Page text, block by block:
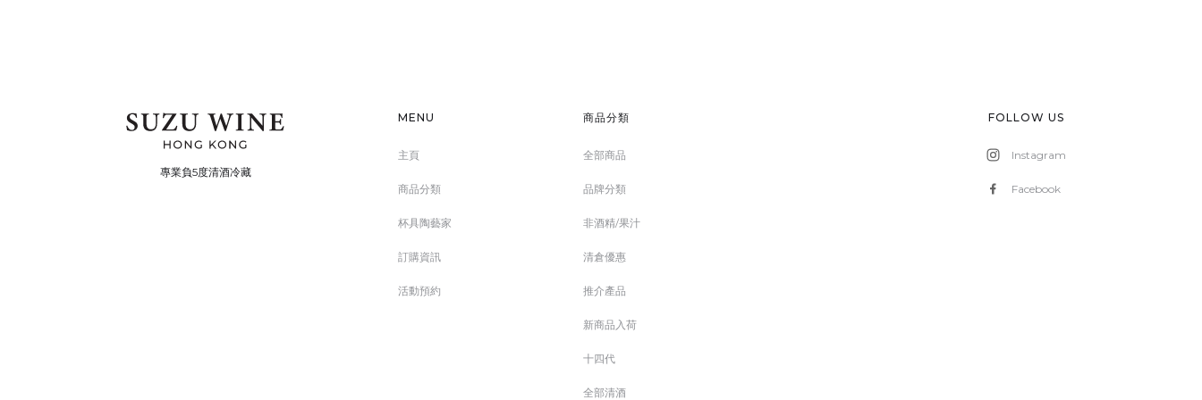
專業負5度清酒冷藏
MENU
主頁
商品分類
杯具陶藝家
訂購資訊
活動預約
商品分類
全部商品
品牌分類
非酒精/果汁
清倉優惠
推介產品
新商品入荷
十四代
全部清酒
FOLLOW US
Instagram
Facebook